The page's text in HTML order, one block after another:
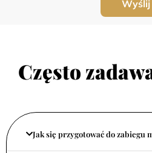
Często
Jak się przygotować do zabiegu